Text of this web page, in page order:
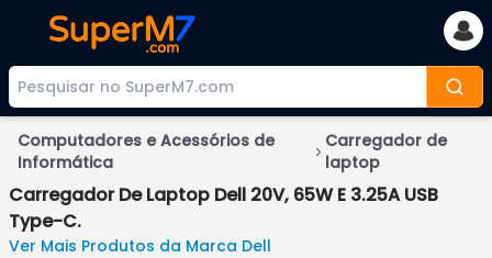
Computadores e Acessórios de
Informática
Carregador de
laptop
Carregador De Laptop Dell 20V, 65W E 3.25A USB
Type-C.
Ver Mais Produtos da Marca Dell